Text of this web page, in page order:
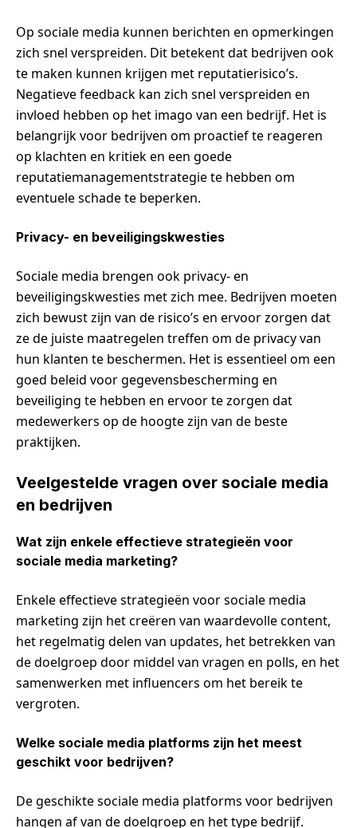
Op sociale media kunnen berichten en opmerkingen
zich snel verspreiden. Dit betekent dat bedrijven ook
te maken kunnen krijgen met reputatierisico’s.
Negatieve feedback kan zich snel verspreiden en
invloed hebben op het imago van een bedrijf. Het is
belangrijk voor bedrijven om proactief te reageren
op klachten en kritiek en een goede
reputatiemanagementstrategie te hebben om
eventuele schade te beperken.
Privacy- en beveiligingskwesties
Sociale media brengen ook privacy- en
beveiligingskwesties met zich mee. Bedrijven moeten
zich bewust zijn van de risico’s en ervoor zorgen dat
ze de juiste maatregelen treffen om de privacy van
hun klanten te beschermen. Het is essentieel om een
goed beleid voor gegevensbescherming en
beveiliging te hebben en ervoor te zorgen dat
medewerkers op de hoogte zijn van de beste
praktijken.
Veelgestelde vragen over sociale media
en bedrijven
Wat zijn enkele effectieve strategieën voor
sociale media marketing?
Enkele effectieve strategieën voor sociale media
marketing zijn het creëren van waardevolle content,
het regelmatig delen van updates, het betrekken van
de doelgroep door middel van vragen en polls, en het
samenwerken met influencers om het bereik te
vergroten.
Welke sociale media platforms zijn het meest
geschikt voor bedrijven?
De geschikte sociale media platforms voor bedrijven
hangen af van de doelgroep en het type bedrijf.